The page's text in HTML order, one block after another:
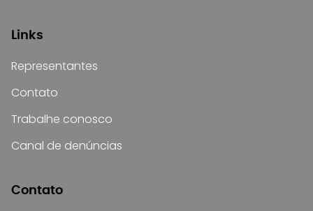
Links
Representantes
Contato
Trabalhe conosco
Canal de denúncias
Contato